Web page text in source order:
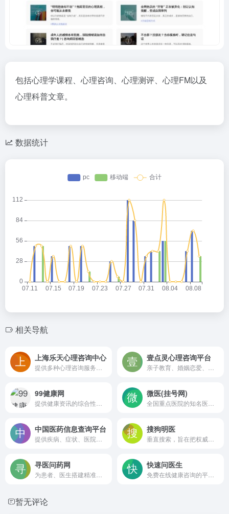
包括心理学课程、心理咨询、心理测评、心理FM以及
心理科普文章。
数据统计
相关导航
上海乐天心理咨询中心 壹点灵心理咨询平台
99健康网 微医(挂号网)
中国医药信息查询平台 搜狗明医
寻医问药网 快速问医生
暂无评论